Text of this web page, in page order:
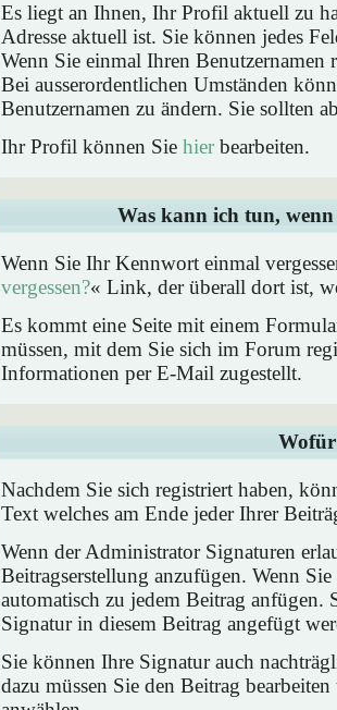
Es liegt an Ihnen, Ihr Profil aktuell zu
Adresse aktuell ist. Sie können jedes
Wenn Sie einmal Ihren
Bei ausserordentlichen Umständen
Benutzernamen zu ändern. Sie sollten
Ihr Profil können Sie hierbearbeiten.
Was kann ich tun, wenn
Wenn Sie Ihr Kennwort einmal
vergessen?« Link, der überall dort ist,
Es kommt eine Seite mit einem
müssen, mit dem Sie sich im Forum
Informationen per E-Mail zugestellt.
Nachdem Sie sich registriert haben,
Text welches am Ende jeder Ihrer
Wenn der Administrator Signaturen
Beitragserstellung anzufügen. Wenn
automatisch zu jedem Beitrag
Signatur in diesem Beitrag angefügt
Sie können Ihre Signatur auch
dazu müssen Sie den Beitrag